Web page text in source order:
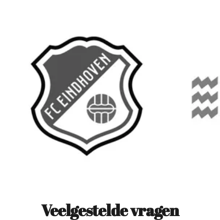
Veelgestelde vragen